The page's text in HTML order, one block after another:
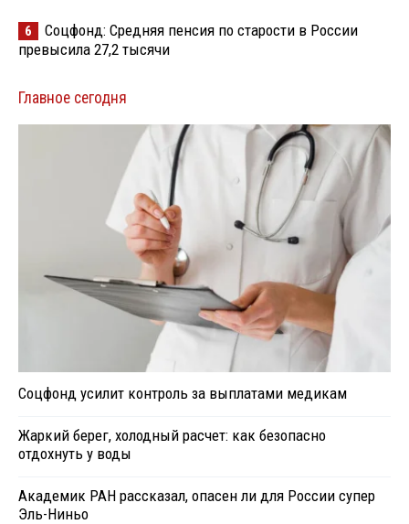
6
Соцфонд: Средняя пенсия по старости в России
превысила 27,2 тысячи
Главное сегодня
Соцфонд усилит контроль за выплатами медикам
Жаркий берег, холодный расчет: как безопасно
отдохнуть у воды
Академик РАН рассказал, опасен ли для России супер
Эль-Ниньо